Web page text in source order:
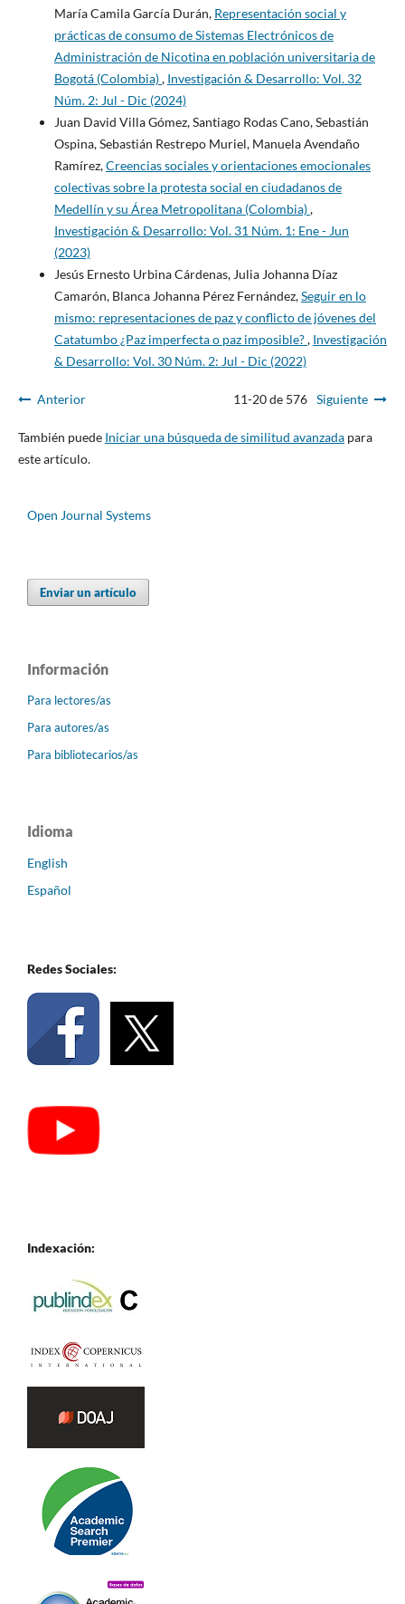
María Camila García Durán, Representación social y
prácticas de consumo de Sistemas Electrónicos de
Administración de Nicotina en población universitaria de
Bogotá (Colombia), Investigación & Desarrollo: Vol. 32
Núm. 2: Jul - Dic (2024)
Juan David Villa Gómez, Santiago Rodas Cano, Sebastián
Ospina, Sebastián Restrepo Muriel, Manuela Avendaño
Ramírez,Creencias sociales y orientaciones emocionales
colectivas sobre la protesta social en ciudadanos de
Medellín y su Área Metropolitana (Colombia),
Investigación & Desarrollo: Vol. 31 Núm. 1: Ene - Jun
(2023)
Jesús Ernesto Urbina Cárdenas, Julia Johanna Díaz
Camarón, Blanca Johanna Pérez Fernández,Seguir en lo
mismo: representaciones de paz y conflicto de jóvenes del
Catatumbo ¿Paz imperfecta o paz imposible?, Investigación
& Desarrollo: Vol. 30 Núm. 2: Jul - Dic (2022)
Anterior 11-20 de 576 Siguiente
También puede Iniciar una búsqueda de similitud avanzadapara
este artículo.
Open Journal Systems
Enviar un artículo
Información
Para lectores/as
Para autores/as
Para bibliotecarios/as
Idioma
English
Español
Redes Sociales:
Indexación: